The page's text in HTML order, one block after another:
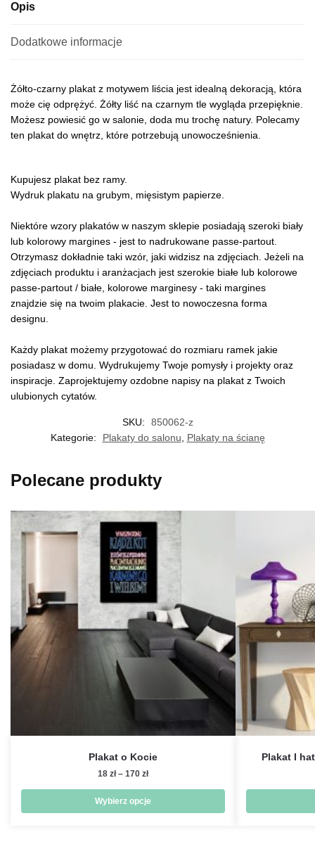
Opis
Dodatkowe informacje
Żółto-czarny plakat z motywem liścia jest idealną dekoracją, która
może cię odprężyć. Żółty liść na czarnym tle wygląda przepięknie.
Możesz powiesić go w salonie, doda mu trochę natury. Polecamy
ten plakat do wnętrz, które potrzebują unowocześnienia.
Kupujesz plakat bez ramy.
Wydruk plakatu na grubym, mięsistym papierze.
Niektóre wzory plakatów w naszym sklepie posiadają szeroki biały
lub kolorowy margines - jest to nadrukowane passe-partout.
Otrzymasz dokładnie taki wzór, jaki widzisz na zdjęciach. Jeżeli na
zdjęciach produktu i aranżacjach jest szerokie białe lub kolorowe
passe-partout / białe, kolorowe marginesy - taki margines
znajdzie się na twoim plakacie. Jest to nowoczesna forma
designu.
Każdy plakat możemy przygotować do rozmiaru ramek jakie
posiadasz w domu. Wydrukujemy Twoje pomysły i projekty oraz
inspiracje. Zaprojektujemy ozdobne napisy na plakat z Twoich
ulubionych cytatów.
SKU:
850062-z
Kategorie:
Plakaty do salonu Plakaty na ścianę
Polecane produkty
Plakat o Kocie
18 zł – 170 złZakres
od
18 zł
Wybierz opcje
Plakat I